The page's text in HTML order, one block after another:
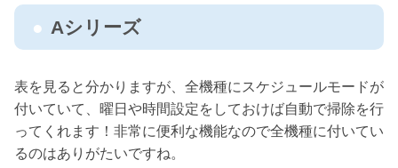
Aシリーズ
表を見ると分かりますが、全機種にスケジュールモードが
付いていて、曜日や時間設定をしておけば自動で掃除を行
ってくれます！非常に便利な機能なので全機種に付いてい
るのはありがたいですね。